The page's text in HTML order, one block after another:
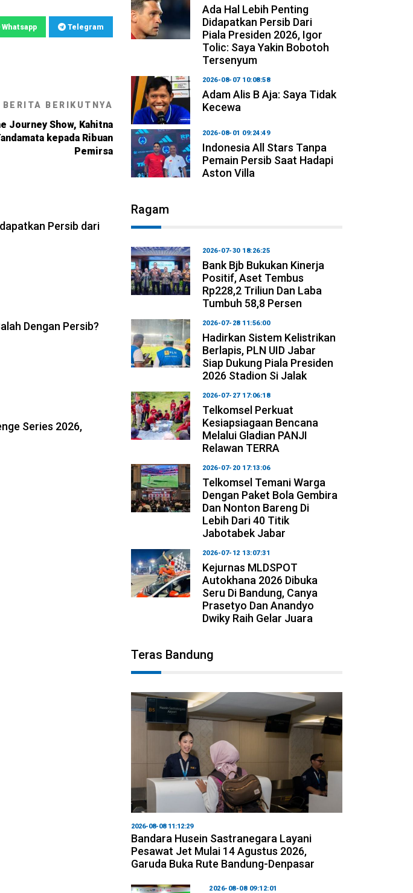
Whatsapp Telegram
BERITA BERIKUTNYA
Journey Show, Kahitna
kepada Ribuan
Pemirsa
Persib dari
Dengan Persib?
Series 2026,
Ada Hal Lebih Penting
Didapatkan Persib Dari
Piala Presiden 2026, Igor
Tolic: Saya Yakin Bobotoh
Tersenyum
2026-08-07 10:08:58
Adam Alis B Aja: Saya Tidak
Kecewa
2026-08-01 09:24:49
Indonesia All Stars Tanpa
Pemain Persib Saat Hadapi
Aston Villa
Ragam
2026-07-30 18:26:25
Bank Bjb Bukukan Kinerja
Positif, Aset Tembus
Rp228,2 Triliun Dan Laba
Tumbuh 58,8 Persen
2026-07-28 11:56:00
Hadirkan Sistem Kelistrikan
Berlapis, PLN UID Jabar
Siap Dukung Piala Presiden
2026 Stadion Si Jalak
2026-07-27 17:06:18
Telkomsel Perkuat
Kesiapsiagaan Bencana
Melalui Gladian PANJI
Relawan TERRA
2026-07-20 17:13:06
Telkomsel Temani Warga
Dengan Paket Bola Gembira
Dan Nonton Bareng Di
Lebih Dari 40 Titik
Jabotabek Jabar
2026-07-12 13:07:31
Kejurnas MLDSPOT
Autokhana 2026 Dibuka
Seru Di Bandung, Canya
Prasetyo Dan Anandyo
Dwiky Raih Gelar Juara
Teras Bandung
2026-08-08 11:12:29
Bandara Husein Sastranegara Layani
Pesawat Jet Mulai 14 Agustus 2026,
Garuda Buka Rute Bandung-Denpasar
2026-08-08 09:12:01